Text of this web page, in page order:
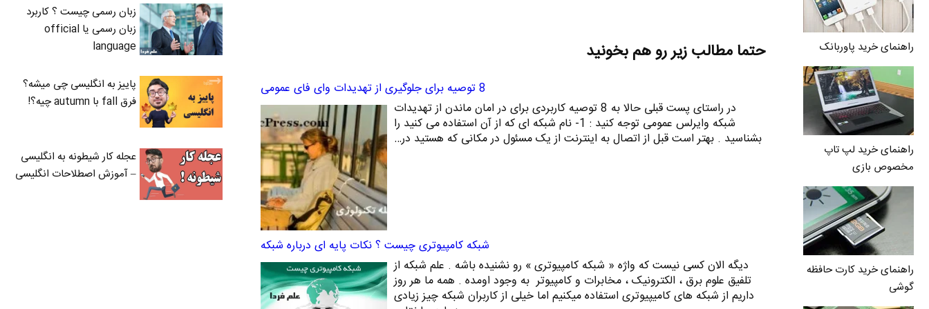
راهنمای خرید پاوربانک
راهنمای خرید لپ تاپ
مخصوص بازی
راهنمای خرید کارت حافظه
گوشی
حتما مطالب زیر رو هم بخونید
8 توصیه برای جلوگیری از تهدیدات وای فای عمومی
در راستای پست قبلی حالا به 8 توصیه کاربردی برای در امان ماندن از تهدیدات
شبکه وایرلس عمومی توجه کنید : 1- نام شبکه ای که از آن استفاده می کنید را
بشناسید . بهتر است قبل از اتصال به اینترنت از یک مسئول در مکانی که هستید در…
شبکه کامپیوتری چیست ؟ نکات پایه ای درباره شبکه
دیگه الان کسی نیست که واژه « شبکه کامپیوتری » رو نشنیده باشه . علم شبکه از
تلفیق علوم برق ، الکترونیک ، مخابرات و کامپیوتر به وجود اومده . همه ما هر روز
داریم از شبکه های کامیپیوتری استفاده میکنیم اما خیلی از کاربران شبکه چیز زیادی
زبان رسمی چیست ؟ کاربرد
زبان رسمی یا official
language
پاییز به انگلیسی چی میشه؟
فرق fall با autumn چیه؟!
عجله کار شیطونه به انگلیسی
– آموزش اصطلاحات انگلیسی